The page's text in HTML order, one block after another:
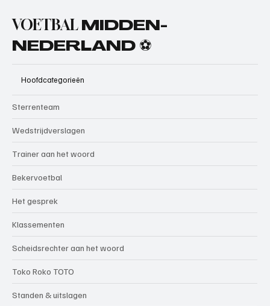
VOETBAL MIDDEN-
NEDERLAND ⚽
Hoofdcategorieën
Sterrenteam
Wedstrijdverslagen
Trainer aan het woord
Bekervoetbal
Het gesprek
Klassementen
Scheidsrechter aan het woord
Toko Roko TOTO
Standen & uitslagen